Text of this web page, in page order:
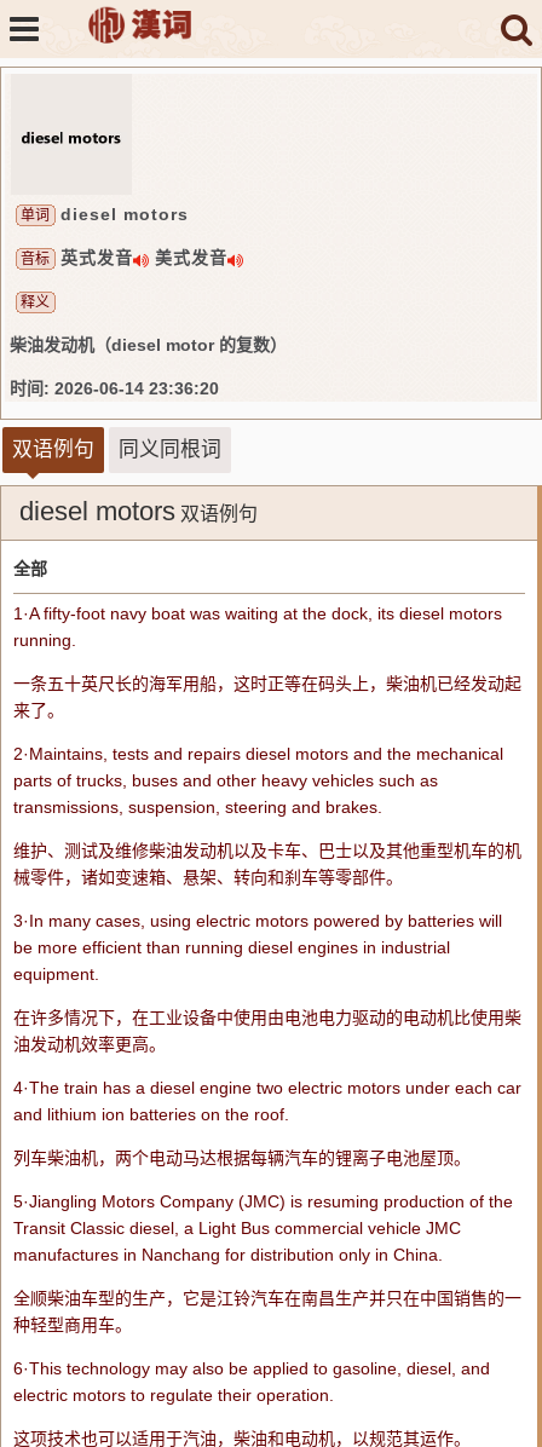
单词 diesel motors
音标 英式发音 美式发音
释义
柴油发动机（diesel motor 的复数）
时间: 2026-06-14 23:36:20
双语例句 同义同根词
diesel motors 双语例句
全部
1·A fifty-foot navy boat was waiting at the dock, its diesel motors
running.
一条五十英尺长的海军用船，这时正等在码头上，柴油机已经发动起
来了。
2·Maintains, tests and repairs diesel motors and the mechanical
parts of trucks, buses and other heavy vehicles such as
transmissions, suspension, steering and brakes.
维护、测试及维修柴油发动机以及卡车、巴士以及其他重型机车的机
械零件，诸如变速箱、悬架、转向和刹车等零部件。
3·In many cases, using electric motors powered by batteries will
be more efficient than running diesel engines in industrial
equipment.
在许多情况下，在工业设备中使用由电池电力驱动的电动机比使用柴
油发动机效率更高。
4·The train has a diesel engine two electric motors under each car
and lithium ion batteries on the roof.
列车柴油机，两个电动马达根据每辆汽车的锂离子电池屋顶。
5·Jiangling Motors Company (JMC) is resuming production of the
Transit Classic diesel , a Light Bus commercial vehicle JMC
manufactures in Nanchang for distribution only in China.
全顺柴油车型的生产，它是江铃汽车在南昌生产并只在中国销售的一
种轻型商用车。
6·This technology may also be applied to gasoline, diesel , and
electric motors to regulate their operation.
这项技术也可以适用于汽油，柴油和电动机，以规范其运作。